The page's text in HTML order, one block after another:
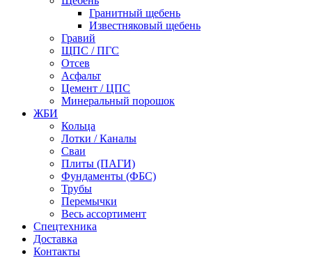
Гранитный щебень
Известняковый щебень
Гравий
ЩПС / ПГС
Отсев
Асфальт
Цемент / ЦПС
Минеральный порошок
ЖБИ
Кольца
Лотки / Каналы
Сваи
Плиты (ПАГИ)
Фундаменты (ФБС)
Трубы
Перемычки
Весь ассортимент
Спецтехника
Доставка
Контакты